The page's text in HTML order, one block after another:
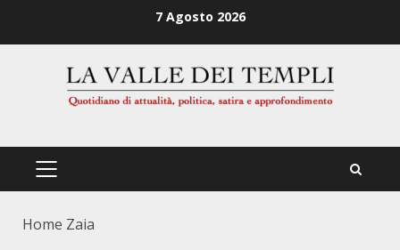
7 Agosto 2026
PRIMÄRES
Home Zaia